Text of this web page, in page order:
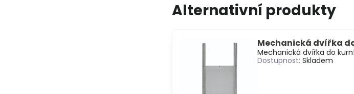
Alternativní produkty
Mechanická dvířka
Mechanická dvířka do
Dostupnost: Skladem